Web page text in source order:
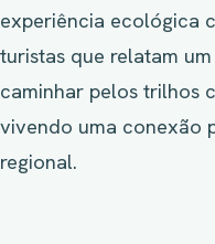
experiência ecológica
turistas que relatam
caminhar pelos trilhos
vivendo uma conexão
regional.